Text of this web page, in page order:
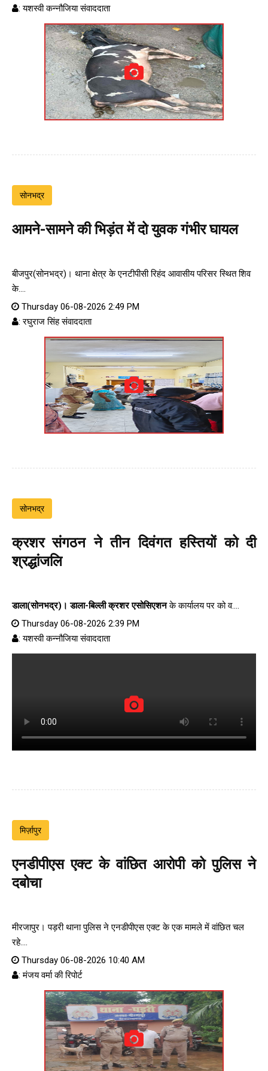
: यशस्वी कन्नौजिया संवाददाता
सोनभद्र
आमने-सामने की भिड़ंत में दो युवक गंभीर घायल
बीजपुर(सोनभद्र)। थाना क्षेत्र के एनटीपीसी रिहंद आवासीय परिसर स्थित शिव
के....
Thursday 06-08-2026 2:49 PM
: रघुराज सिंह संवाददाता
सोनभद्र
क्रशर संगठन ने तीन दिवंगत हस्तियों को दी
श्रद्धांजलि
डाला(सोनभद्र)। डाला-बिल्ली क्रशर एसोसिएशनके कार्यालय पर को व....
Thursday 06-08-2026 2:39 PM
: यशस्वी कन्नौजिया संवाददाता
मिर्ज़ापुर
एनडीपीएस एक्ट के वांछित आरोपी को पुलिस ने
दबोचा
मीरजापुर। पड़री थाना पुलिस ने एनडीपीएस एक्ट के एक मामले में वांछित चल
रहे....
Thursday 06-08-2026 10:40 AM
: मंजय वर्मा की रिपोर्ट